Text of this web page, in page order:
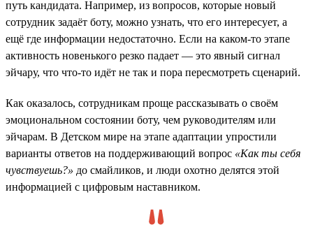
путь кандидата. Например, из вопросов, которые новый
сотрудник задаёт боту, можно узнать, что его интересует, а
ещё где информации недостаточно. Если на каком-то этапе
активность новенького резко падает — это явный сигнал
эйчару, что что-то идёт не так и пора пересмотреть сценарий.
Как оказалось, сотрудникам проще рассказывать о своём
эмоциональном состоянии боту, чем руководителям или
эйчарам. В Детском мире на этапе адаптации упростили
варианты ответов на поддерживающий вопрос «Как ты себя
чувствуешь?» до смайликов, и люди охотно делятся этой
информацией с цифровым наставником.